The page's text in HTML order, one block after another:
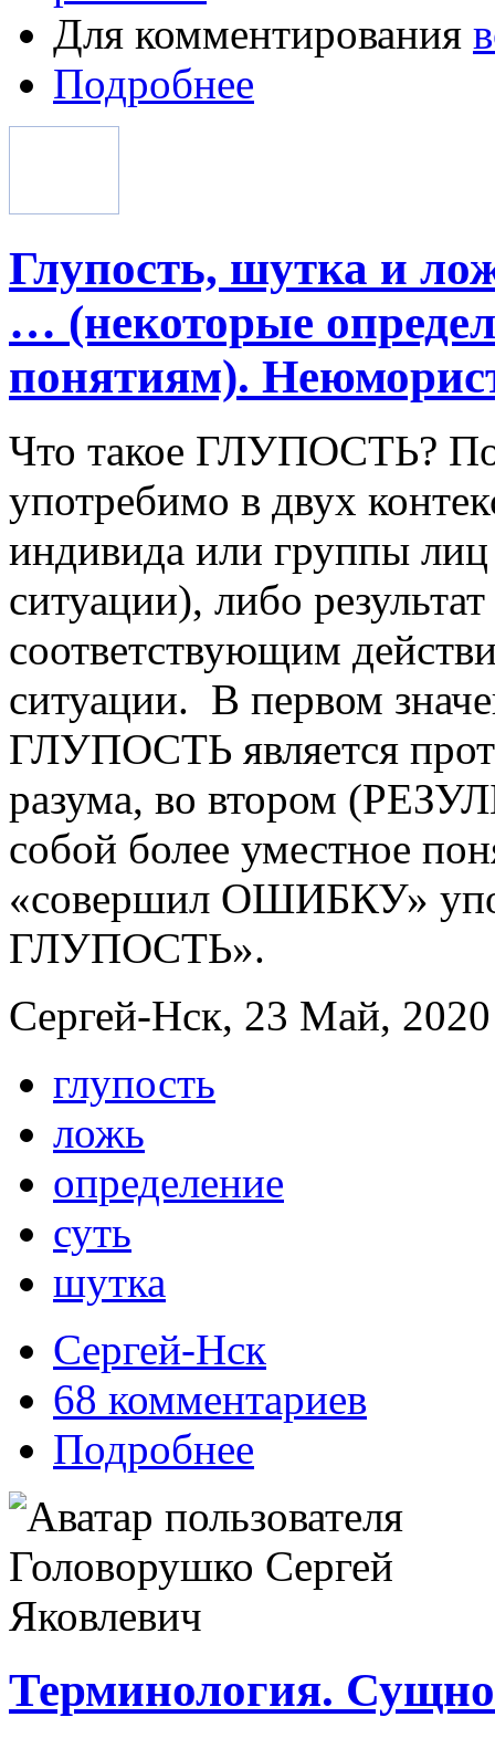
Для комментирования
Подробнее
Глупость, шутка и
… (некоторые
понятиям).
Что такое ГЛУПОСТЬ?
употребимо в двух
индивида или группы
ситуации), либо
соответствующим
ситуации. В первом
ГЛУПОСТЬ является
разума, во втором
собой более уместное
«совершил ОШИБКУ»
ГЛУПОСТЬ».
Сергей-Нск, 23 Май,
глупость
ложь
определение
суть
шутка
Сергей-Нск
68 комментариев
Подробнее
Терминология.